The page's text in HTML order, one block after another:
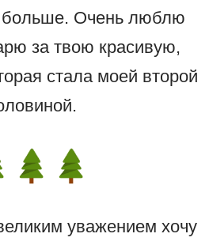
больше. Очень люблю
за твою красивую,
стала моей второй
уважением хочу